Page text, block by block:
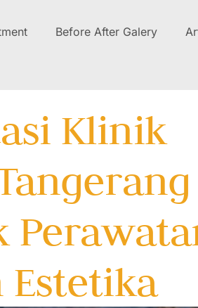
Before After Galery
Klinik
Estetika